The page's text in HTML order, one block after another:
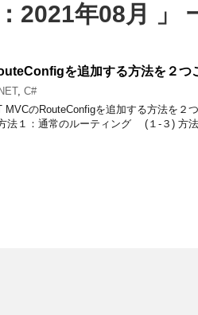
2021年08月 」
を追加する方法を２つ
, C#
MVCのRouteConfigを追加する方法を
法１：通常のルーティング (１-３) 方